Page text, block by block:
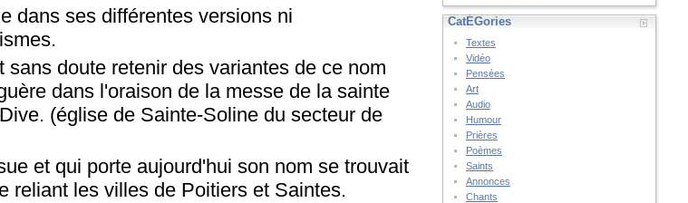
dans ses différentes versions ni
doute retenir des variantes de ce nom
dans l'oraison de la messe de la sainte
(église de Sainte-Soline du secteur de
et qui porte aujourd'hui son nom se trouvait
reliant les villes de Poitiers et Saintes.
CatÉGories
Textes
Vidéo
Pensées
Art
Audio
Humour
Prières
Poèmes
Saints
Annonces
Chants